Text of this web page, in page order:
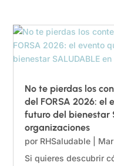
No te pierdas los
del FORSA 2026: el
futuro del bienestar
organizaciones
por RHSaludable
Si quieres descubrir